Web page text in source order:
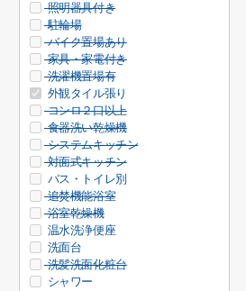
照明器具付き
駐輪場
バイク置場あり
家具・家電付き
洗濯機置場有
外観タイル張り
コンロ２口以上
食器洗い乾燥機
システムキッチン
対面式キッチン
バス・トイレ別
追焚機能浴室
浴室乾燥機
温水洗浄便座
洗面台
洗髪洗面化粧台
シャワー